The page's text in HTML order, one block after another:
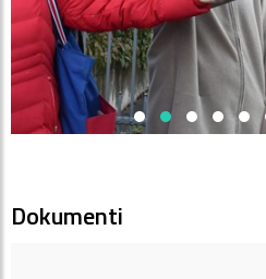
Dokumenti